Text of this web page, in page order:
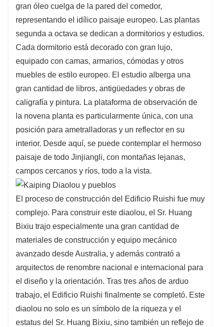
gran óleo cuelga de la pared del comedor,
representando el idílico paisaje europeo. Las plantas
segunda a octava se dedican a dormitorios y estudios.
Cada dormitorio está decorado con gran lujo,
equipado con camas, armarios, cómodas y otros
muebles de estilo europeo. El estudio alberga una
gran cantidad de libros, antigüedades y obras de
caligrafía y pintura. La plataforma de observación de
la novena planta es particularmente única, con una
posición para ametralladoras y un reflector en su
interior. Desde aquí, se puede contemplar el hermoso
paisaje de todo Jinjiangli, con montañas lejanas,
campos cercanos y ríos, todo a la vista.
El proceso de construcción del Edificio Ruishi fue muy
complejo. Para construir este diaolou, el Sr. Huang
Bixiu trajo especialmente una gran cantidad de
materiales de construcción y equipo mecánico
avanzado desde Australia, y además contrató a
arquitectos de renombre nacional e internacional para
el diseño y la orientación. Tras tres años de arduo
trabajo, el Edificio Ruishi finalmente se completó. Este
diaolou no solo es un símbolo de la riqueza y el
estatus del Sr. Huang Bixiu, sino también un reflejo de